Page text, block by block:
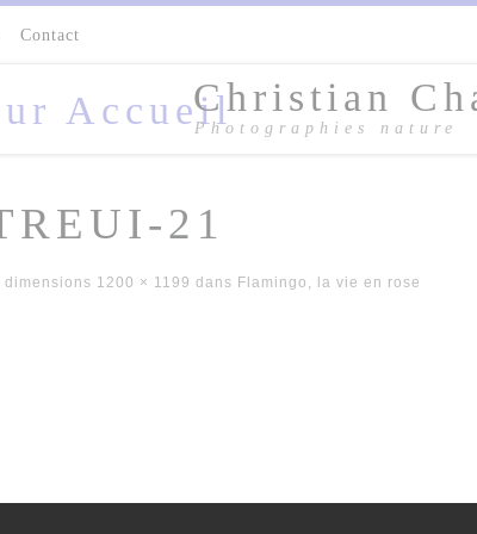
Contact
Christian
Photographies nature
21
dimensions 1200 × 1199 dans Flamingo, la vie en rose